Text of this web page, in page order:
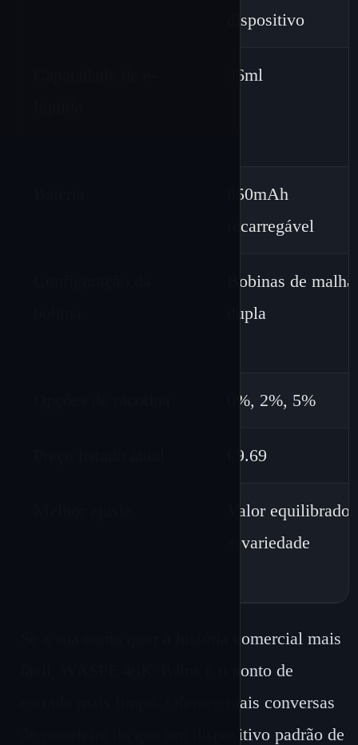
dispositivo
36ml
850mAh
recarregável
Bobinas de malha
dupla
0%, 2%, 5%
€9.69
Valor equilibrado
+ variedade
Se a sua conta quer a história comercial mais
fácil, WASPE 40K Twins é o ponto de
entrada mais limpo. Oferece mais conversas
de prateleira do que um dispositivo padrão de